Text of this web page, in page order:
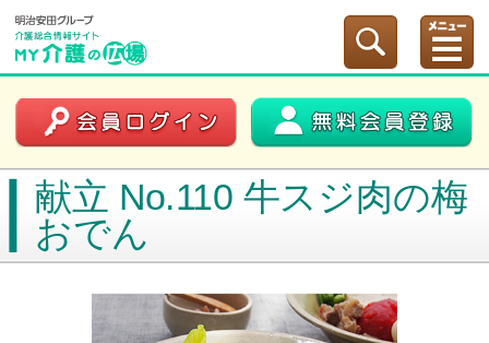
献立 No.110 牛スジ肉の梅
おでん